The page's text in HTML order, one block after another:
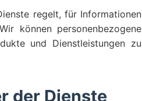
regelt, für Informationen
können personenbezogene
und Dienstleistungen zu
der Dienste